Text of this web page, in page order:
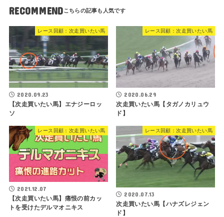
RECOMMEND
レース回顧：次走買いたい馬
2020.09.23
【次走買いたい馬】エナジーロッ
ソ
レース回顧：次走買いたい馬
2020.06.29
次走買いたい馬【タガノカリュウ
ド】
レース回顧：次走買いたい馬
2021.12.07
【次走買いたい馬】痛恨の前カッ
トを受けたデルマオニキス
レース回顧：次走買いたい馬
2020.07.13
次走買いたい馬【ハナズレジェン
ド】